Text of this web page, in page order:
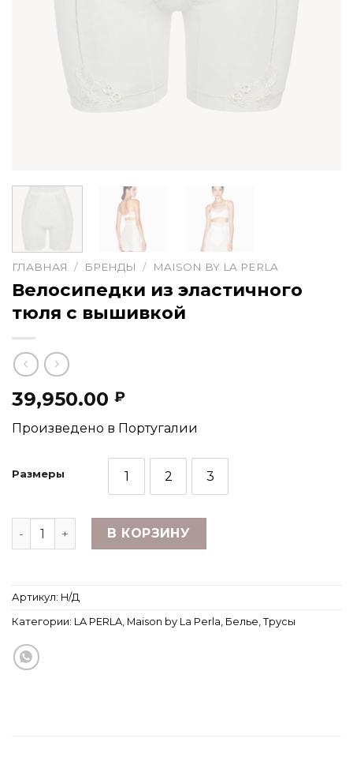
ГЛАВНАЯ / БРЕНДЫ / MAISON BY LA PERLA
Велосипедки из эластичного
тюля с вышивкой
39,950.00 ₽
Произведено в Португалии
Размеры 1 2 3
Количество товара Велосипедки из эластичного
В КОРЗИНУ
Артикул: Н/Д
Категории: LA PERLA, Maison by La Perla, Белье, Трусы